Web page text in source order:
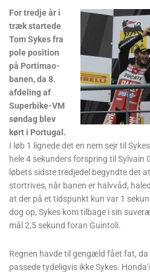
For tredje år i
træk startede
Tom Sykes fra
pole position
på Portimao-
banen, da 8.
afdeling af
Superbike-VM
søndag blev
kørt i Portugal.
I løb 1 lignede det en nem sejr til
hele 4 sekunders forspring til Sylvain
løbets sidste tredjedel begyndte det
stortrives, når banen er halvvåd,
at der på et tidspunkt kun var 1
dog op, Sykes kom tilbage i sin
mål 2,5 sekund foran Guintoli.
Regnen havde til gengæld fået fat,
passede tydeligvis ikke Sykes.